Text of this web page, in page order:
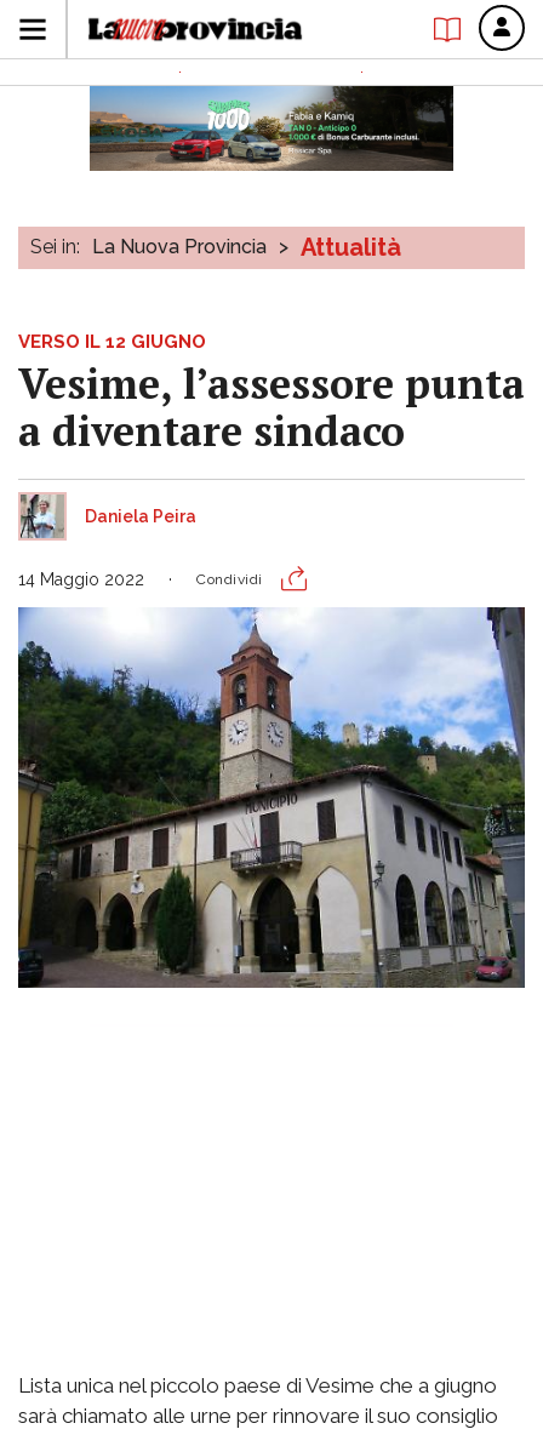
Sei in: La Nuova Provincia > Attualità
VERSO IL 12 GIUGNO
Vesime, l’assessore punta
a diventare sindaco
Daniela Peira
14 Maggio 2022 Condividi
Lista unica nel piccolo paese di Vesime che a giugno
sarà chiamato alle urne per rinnovare il suo consiglio